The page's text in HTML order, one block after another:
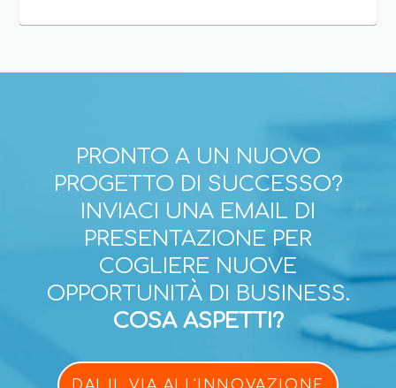
PRONTO A UN NUOVO
PROGETTO DI SUCCESSO?
INVIACI UNA EMAIL DI
PRESENTAZIONE PER
COGLIERE NUOVE
OPPORTUNITÀ DI BUSINESS.
COSA ASPETTI?